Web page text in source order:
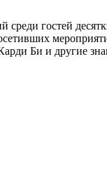
среди гостей
Би и другие